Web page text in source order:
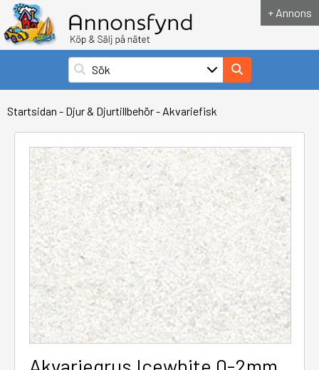
+ Annons
Startsidan - Djur & Djurtillbehör- Akvariefisk